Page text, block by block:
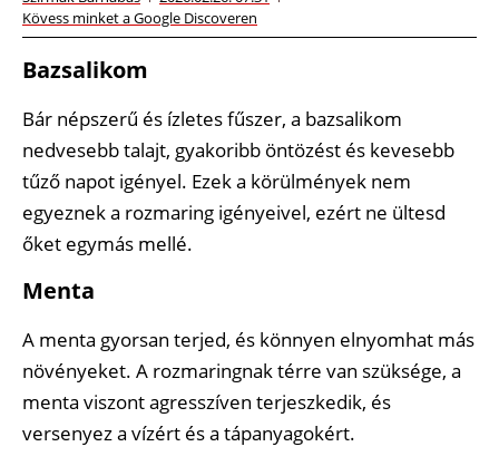
Kövess minket a Google Discoveren
Bazsalikom
Bár népszerű és ízletes fűszer, a bazsalikom
nedvesebb talajt, gyakoribb öntözést és kevesebb
tűző napot igényel. Ezek a körülmények nem
egyeznek a rozmaring igényeivel, ezért ne ültesd
őket egymás mellé.
Menta
A menta gyorsan terjed, és könnyen elnyomhat más
növényeket. A rozmaringnak térre van szüksége, a
menta viszont agresszíven terjeszkedik, és
versenyez a vízért és a tápanyagokért.